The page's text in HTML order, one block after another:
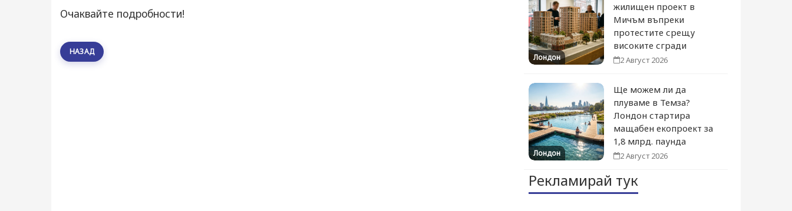
Очаквайте подробности!
НАЗАД
Лондон
жилищен проект в
Мичъм въпреки
протестите срещу
високите сгради
2 Август 2026
Лондон
Ще можем ли да
плуваме в Темза?
Лондон стартира
мащабен екопроект за
1,8 млрд. паунда
2 Август 2026
Рекламирай тук